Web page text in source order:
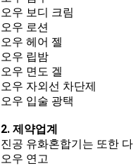
오우 보디 크림
오우 로션
오우 헤어 젤
오우 립밤
오우 면도 겔
오우 자외선 차단제
오우 입술 광택
2. 제약업계
진공 유화혼합기는 또한
오우 연고